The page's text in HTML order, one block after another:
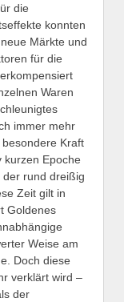
die
konnten
Märkte und
für die
Waren
immer mehr
Kraft
kurzen Epoche
rund dreißig
Zeit gilt in
Goldenes
Weise am
Doch diese
verklärt wird –
der